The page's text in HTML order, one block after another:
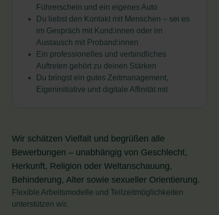
Führerschein und ein eigenes Auto
Du liebst den Kontakt mit Menschen – sei es
im Gespräch mit Kund:innen oder im
Austausch mit Proband:innen
Ein professionelles und verbindliches
Auftreten gehört zu deinen Stärken
Du bringst ein gutes Zeitmanagement,
Eigeninitiative und digitale Affinität mit
Wir schätzen Vielfalt und begrüßen alle
Bewerbungen – unabhängig von Geschlecht,
Herkunft, Religion oder Weltanschauung,
Behinderung, Alter sowie sexueller Orientierung.
Flexible Arbeitsmodelle und Teilzeitmöglichkeiten
unterstützen wir.